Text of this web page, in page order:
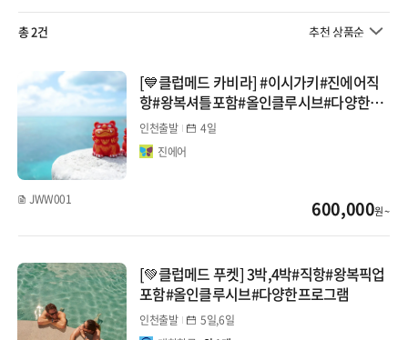
허니문
일본
대만/홍콩/마카오
몰디브
클럽메드
총 2건 추천 상품순
[💙클럽메드 카비라] #이시가키#진에어직
항#왕복셔틀포함#올인클루시브#다양한프
로그램
인천출발
4일
진에어
JWW001 600,000원 ~
[💚클럽메드 푸켓] 3박,4박#직항#왕복픽업
포함#올인클루시브#다양한프로그램
인천출발
5일,6일